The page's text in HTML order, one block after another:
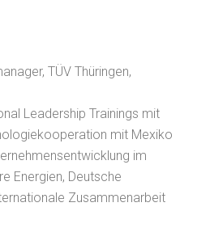
TÜV Thüringen,
Leadership Trainings mit
mit Mexiko
im
Energien, Deutsche
Zusammenarbeit